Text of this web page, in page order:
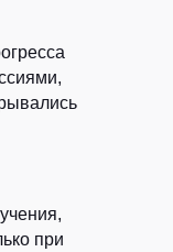
,
,
при